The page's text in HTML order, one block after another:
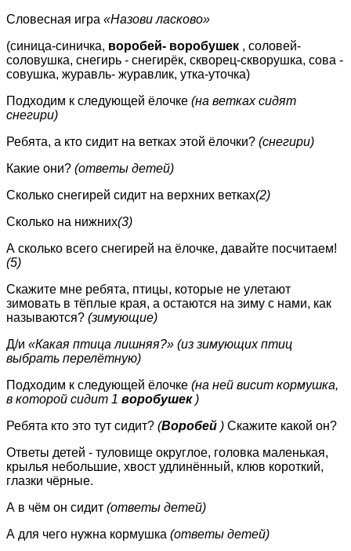
Словесная игра «Назови ласково»
(синица-синичка, воробей- воробушек , соловей-
соловушка, снегирь - снегирёк, скворец-скворушка, сова -
совушка, журавль- журавлик, утка-уточка)
Подходим к следующей ёлочке (на ветках сидят
снегири)
Ребята, а кто сидит на ветках этой ёлочки? (снегири)
Какие они? (ответы детей)
Сколько снегирей сидит на верхних ветках(2)
Сколько на нижних(3)
А сколько всего снегирей на ёлочке, давайте посчитаем!
(5)
Скажите мне ребята, птицы, которые не улетают
зимовать в тёплые края, а остаются на зиму с нами, как
называются? (зимующие)
Д/и «Какая птица лишняя?» (из зимующих птиц
выбрать перелётную)
Подходим к следующей ёлочке (на ней висит кормушка,
в которой сидит 1 воробушек )
Ребята кто это тут сидит? (Воробей ) Скажите какой он?
Ответы детей - туловище округлое, головка маленькая,
крылья небольшие, хвост удлинённый, клюв короткий,
глазки чёрные.
А в чём он сидит (ответы детей)
А для чего нужна кормушка (ответы детей)